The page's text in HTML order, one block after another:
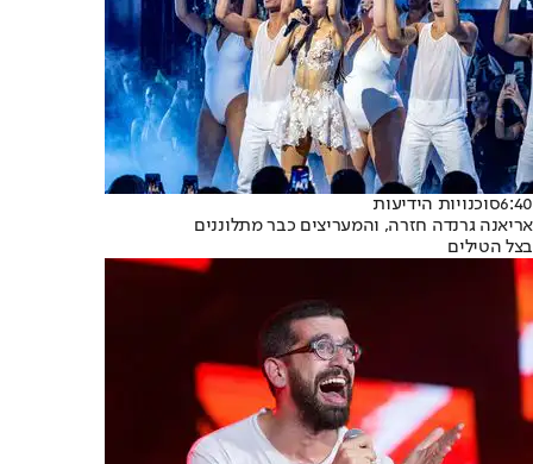
6:40סוכנויות הידיעות
אריאנה גרנדה חזרה, והמעריצים כבר מתלוננים
בצל הטילים